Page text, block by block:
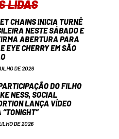
LIDAS
CHAINS INICIA TURNÊ
NESTE SÁBADO E
ABERTURA PARA
EYE CHERRY EM SÃO
DE 2026
DO FILHO
NESS, SOCIAL
LANÇA VÍDEO
DE 2026